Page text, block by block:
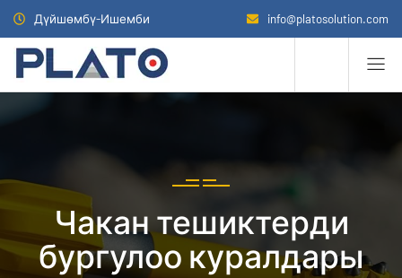
Дүйшөмбү-Ишемби info@platosolution.com
Чакан тешиктерди
бургулоо куралдары